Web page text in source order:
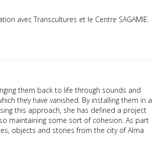
avec Transcultures et le Centre SAGAMIE.
them back to life through sounds and
they have vanished. By installing them in a
this approach, she has defined a project
maintaining some sort of cohesion. As part
objects and stories from the city of Alma